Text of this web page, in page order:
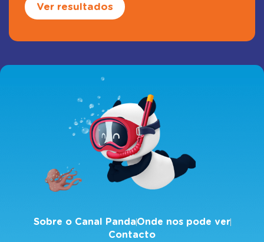
Ver resultados
Sobre o Canal PandaOnde nos pode ver
Contacto